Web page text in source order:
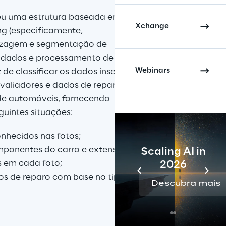
Xchange
Webinars
Scaling AI in
2026
Descubra mais
uma estrutura baseada em
(especificamente,
e segmentação de
e processamento de
classificar os dados inseridos,
e dados de reparo
automóveis, fornecendo
situações:
nas fotos;
do carro e extensão
em cada foto;
de reparo com base no tipo de